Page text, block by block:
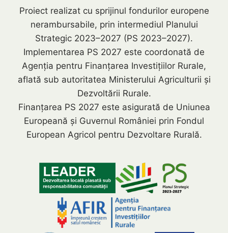
Proiect realizat cu sprijinul fondurilor europene
nerambursabile, prin intermediul Planului
Strategic 2023–2027 (PS 2023–2027).
Implementarea PS 2027 este coordonată de
Agenția pentru Finanțarea Investițiilor Rurale,
aflată sub autoritatea Ministerului Agriculturii și
Dezvoltării Rurale.
Finanțarea PS 2027 este asigurată de Uniunea
Europeană și Guvernul României prin Fondul
European Agricol pentru Dezvoltare Rurală.